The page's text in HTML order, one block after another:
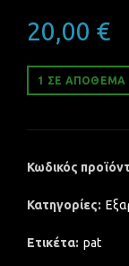
20,00 €
1 ΣΕ ΑΠΌΘΕΜΑ
Κωδικός
Κατηγορίες:
Ετικέτα: pat